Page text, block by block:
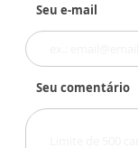
Seu e-mail
Seu comentário